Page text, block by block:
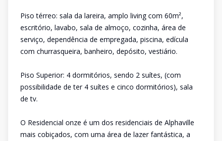
Piso térreo: sala da lareira, amplo living com 60m²,
escritório, lavabo, sala de almoço, cozinha, área de
serviço, dependência de empregada, piscina, edícula
com churrasqueira, banheiro, depósito, vestiário.
Piso Superior: 4 dormitórios, sendo 2 suítes, (com
possibilidade de ter 4 suítes e cinco dormitórios), sala
de tv.
O Residencial onze é um dos residenciais de Alphaville
mais cobiçados, com uma área de lazer fantástica, a